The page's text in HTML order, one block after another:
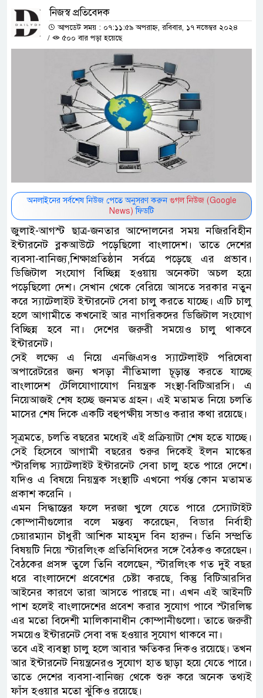
নিজস্ব প্রতিবেদক
আপডেট সময় : ০৭:১১:৫৯ অপরাহ্ন, রবিবার, ১৭ নভেম্বর ২০২৪
/
৫০০ বার পড়া হয়েছে
অনলাইনের সর্বশেষ নিউজ পেতে অনুসরণ করুন গুগল নিউজ (Google
News) ফিডটি
জুলাই-আগস্ট ছাত্র-জনতার আন্দোলনের সময় নজিরবিহীন
ইন্টারনেট ব্লকআউটে পড়েছিলো বাংলাদেশ। তাতে দেশের
ব্যবসা-বানিজ্য,শিক্ষাপ্রতিষ্ঠান সর্বত্রে পড়েছে এর প্রভাব।
ডিজিটাল সংযোগ বিচ্ছিন্ন হওয়ায় অনেকটা অচল হয়ে
পড়েছিলো দেশ। সেখান থেকে বেরিয়ে আসতে সরকার নতুন
করে স্যাটেলাইট ইন্টারনেট সেবা চালু করতে যাচ্ছে। এটি চালু
হলে আগামীতে কখনোই আর নাগরিকদের ডিজিটাল সংযোগ
বিচ্ছিন্ন হবে না। দেশের জরুরী সময়েও চালু থাকবে
ইন্টারনেট।
সেই লক্ষ্যে এ নিয়ে এনজিএসও স্যাটেলাইট পরিষেবা
অপারেটরের জন্য খসড়া নীতিমালা চূড়ান্ত করতে যাচ্ছে
বাংলাদেশ টেলিযোগাযোগ নিয়ন্ত্রক সংস্থা-বিটিআরসি। এ
নিয়েআজই শেষ হচ্ছে জনমত গ্রহন। এই মতামত নিয়ে চলতি
মাসের শেষ দিকে একটি বহুপক্ষীয় সভাও করার কথা রয়েছে।
সূত্রমতে, চলতি বছরের মধ্যেই এই প্রক্রিয়াটা শেষ হতে যাচ্ছে।
সেই হিসেবে আগামী বছরের শুরুর দিকেই ইলন মাস্কের
স্টারলিঙ্ক স্যাটেলাইট ইন্টারনেট সেবা চালু হতে পারে দেশে।
যদিও এ বিষয়ে নিয়ন্ত্রক সংস্থাটি এখনো পর্যন্ত কোন মতামত
প্রকাশ করেনি ।
এমন সিদ্ধান্তের ফলে দরজা খুলে যেতে পারে স্যােেটাইট
কোম্পানীগুলোর বলে মন্তব্য করেছেন, বিডার নির্বাহী
চেয়ারম্যান চৗধুরী আশিক মাহমুদ বিন হারুন। তিনি সম্প্রতি
বিষয়টি নিয়ে স্টারলিংক প্রতিনিধিদের সঙ্গে বৈঠকও করেছেন।
বৈঠকের প্রসঙ্গ তুলে তিনি বলেছেন, স্টারলিংক গত দুই বছর
ধরে বাংলাদেশে প্রবেশের চেষ্টা করছে, কিন্তু বিটিআরসির
আইনের কারণে তারা আসতে পারছে না। এখন এই আইনটি
পাশ হলেই বাংলাদেশের প্রবেশ করার সুযোগ পাবে স্টারলিঙ্ক
এর মতো বিদেশী মালিকানাধীন কোম্পানীগুলো। তাতে জরুরী
সময়েও ইন্টারনেট সেবা বন্ধ হওয়ার সুযোগ থাকবে না।
তবে এই ব্যবস্থা চালু হলে আবার ক্ষতিকর দিকও রয়েছে। তখন
আর ইন্টারনেট নিয়ন্ত্রনেরও সুযোগ হাত ছাড়া হয়ে যেতে পারে।
তাতে দেশের ব্যবসা-বানিজ্য থেকে শুরু করে অনেক তথ্যই
ফাঁস হওয়ার মতো ঝুঁকিও রয়েছে।